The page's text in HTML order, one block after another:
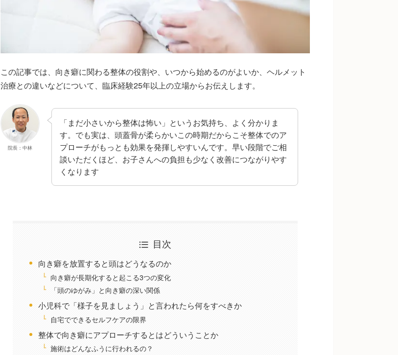
この記事では、向き癖に関わる整体の役割や、いつから始めるのがよいか、ヘルメット
治療との違いなどについて、臨床経験25年以上の立場からお伝えします。
院長：中林
「まだ小さいから整体は怖い」というお気持ち、よく分かりま
す。でも実は、頭蓋骨が柔らかいこの時期だからこそ整体でのア
プローチがもっとも効果を発揮しやすいんです。早い段階でご相
談いただくほど、お子さんへの負担も少なく改善につながりやす
くなります
目次
向き癖を放置すると頭はどうなるのか
向き癖が長期化すると起こる3つの変化
「頭のゆがみ」と向き癖の深い関係
小児科で「様子を見ましょう」と言われたら何をすべきか
自宅でできるセルフケアの限界
整体で向き癖にアプローチするとはどういうことか
施術はどんなふうに行われるの？